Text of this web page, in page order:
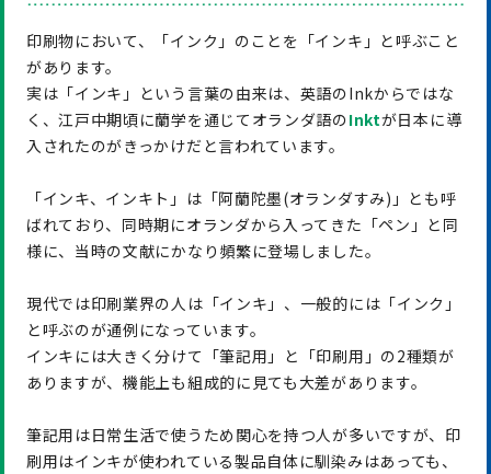
印刷物において、「インク」のことを「インキ」と呼ぶこと
があります。
実は「インキ」という言葉の由来は、英語のInkからではな
く、江戸中期頃に蘭学を通じてオランダ語のInktが日本に導
入されたのがきっかけだと言われています。
「インキ、インキト」は「阿蘭陀墨(オランダすみ)」とも呼
ばれており、同時期にオランダから入ってきた「ペン」と同
様に、当時の文献にかなり頻繁に登場しました。
現代では印刷業界の人は「インキ」、一般的には「インク」
と呼ぶのが通例になっています。
インキには大きく分けて「筆記用」と「印刷用」の2種類が
ありますが、機能上も組成的に見ても大差があります。
筆記用は日常生活で使うため関心を持つ人が多いですが、印
刷用はインキが使われている製品自体に馴染みはあっても、